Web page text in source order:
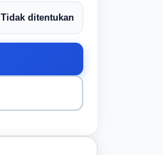
Tidak ditentukan